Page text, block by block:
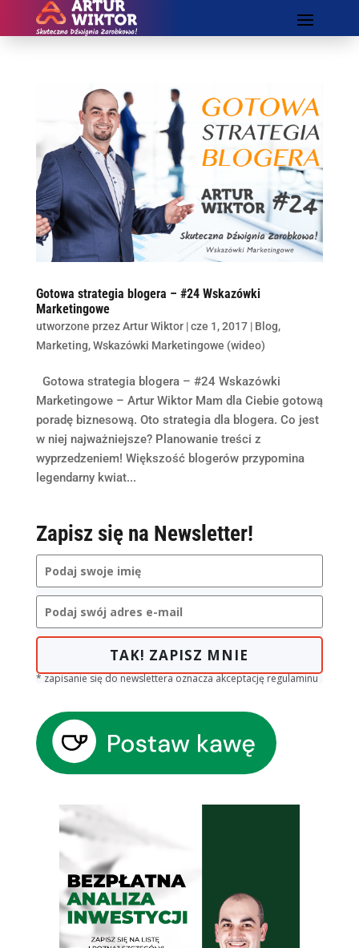
Gotowa strategia blogera – #24 Wskazówki
Marketingowe
utworzone przezArtur Wiktor|cze 1, 2017| Blog,
Marketing,Wskazówki Marketingowe (wideo)
Gotowa strategia blogera – #24 Wskazówki
Marketingowe – Artur Wiktor Mam dla Ciebie gotową
poradę biznesową. Oto strategia dla blogera. Co jest
w niej najważniejsze? Planowanie treści z
wyprzedzeniem! Większość blogerów przypomina
legendarny kwiat...
Zapisz się na Newsletter!
TAK! ZAPISZ MNIE
* zapisanie się do newslettera oznacza akceptację regulaminu